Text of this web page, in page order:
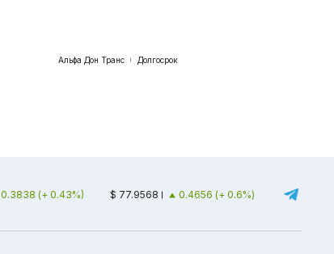
Альфа Дон Транс Долгосрок
0.3838 (+ 0.43%) $ 77.9568 0.4656 (+ 0.6%)